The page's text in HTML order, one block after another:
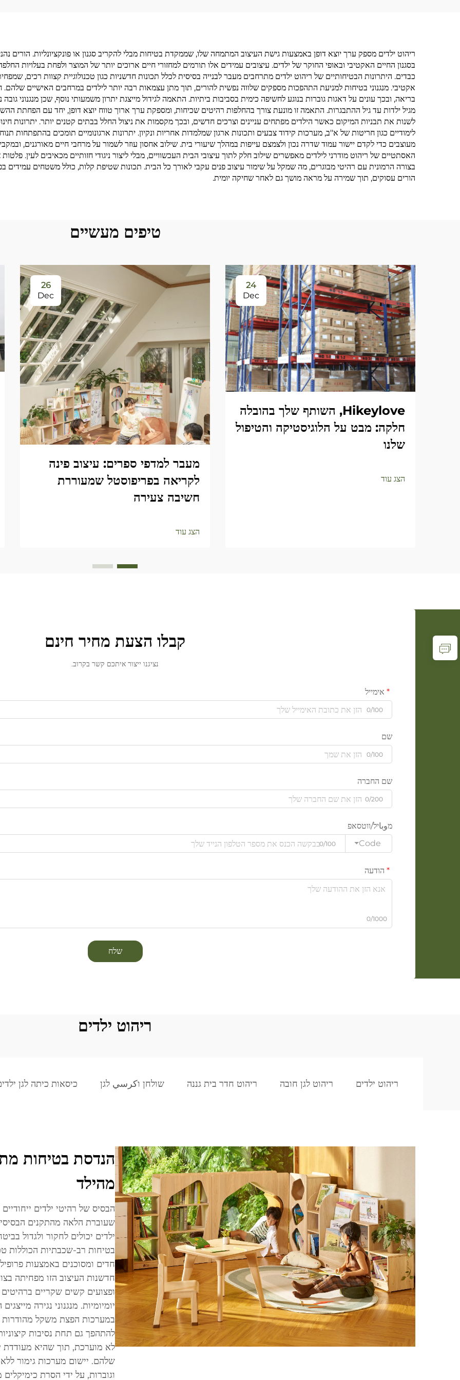
ריהוט ילדים מספק ערך יוצא דופן באמצעות גישת העיצוב המתמחה שלו, שממקדת בטיחות מבלי להקריב סגנון או פונקציונליות. הורים
בסגנון החיים האקטיבי ובאופי החוקר של ילדים. עיצובים עמידים אלו תורמים למחזורי חיים ארוכים יותר של המוצר ולפחת בעלויות
כבדים. היתרונות הבטיחותיים של ריהוט ילדים מתרחבים מעבר לבנייה בסיסית לכלל תכונות חדשניות כגון טכנולוגיית קצוות רכים,
אקטיבי. מנגנוני בטיחות למניעת התהפכות מספקים שלווה נפשית להורים, תוך מתן עצמאות רבה יותר לילדים במרחבים האישיים שלהם.
בריאה, ובכך עונים על דאגות גוברות בנוגע לחשיפה כימית בסביבות ביתיות. התאמה לגידול מייצגת יתרון משמעותי נוסף, שכן מנגנוני
מגיל ילדות עד גיל ההתבגרות. התאמה זו מונעת צורך בהחלפות רהיטים שכיחות, ומספקת ערך ארוך טווח יוצא דופן, יחד עם הפחתת
לשנות את תבניות המיקום כאשר הילדים מפתחים עניינים וצרכים חדשים, ובכך מקסמות את ניצול החלל בבתים קטנים יותר. יתרונות
לימודיים כגון חריטות של א''ב, מערכות קידוד צבעים ותכונות ארגון שמלמדות אחריות ונקיון. יתרונות ארגונומיים תומכים
מעוצבים כדי לקדם יישור עמוד שדרה נכון ולצמצם עייפות במהלך שיעורי בית. שילוב אחסון עוזר לשמור על מרחבי חיים מאורגנים,
האסתטיים של ריהוט מודרני לילדים מאפשרים שילוב חלק לתוך עיצובי הבית העכשוויים, מבלי ליצור ניגודי חזותיים מכאיבים לעין.
בצורה הרמונית עם רהיטי מבוגרים, מה שמקל על שימור עיצוב פנים עקבי לאורך כל הבית. תכונות שטיפת קלות, כולל משטחים עמידים
הורים עסוקים, תוך שמירה על מראה מושך גם לאחר שחיקה יומית.
טיפים מעשיים
24
Dec
Hikeylove, השותף שלך בהובלה
חלקה: מבט על הלוגיסטיקה והטיפול
שלנו
הצג עוד
26
Dec
מעבר למדפי ספרים: עיצוב פינה
לקריאה בפריפוסטל שמעוררת
חשיבה צעירה
הצג עוד
קבלו הצעת מחיר חינם
נציגנו ייצור איתכם קשר בקרוב.
אימייל
0/100
שם
0/100
שם החברה
0/200
מوباיל/ווטסאפ
Code
0/100
הודעה
0/1000
שלח
ריהוט ילדים
ריהוט ילדים ריהוט לגן חובה ריהוט חדר בית גננה שולחן וكرسي לגן כיסאות כיתה לגן
הנדסת בטיחות
מהילד
הבסיס של רהיטי ילדים
שעוברת הלאה מהתקנים
ילדים יכולים לחקור ולגדול
בטיחות רב-שכבתיות הכוללות
חדים ומסוכנים באמצעות
חדשנות העיצוב הזו מפחיתה
ופצועים קשים שקריים
יומיומיות. מנגנוני נגירה
במערכות הפצת משקל מהודרות
להתהפך גם תחת נסיבות
לא מוערכת, תוך שהיא מעודדת
שלהם. יישום מערכות גימור
וגוברות, על ידי הסרת כימיקלים